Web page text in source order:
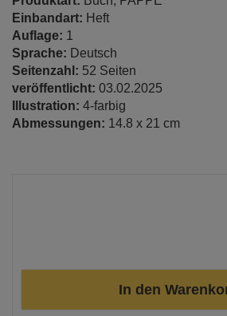
Einbandart: Heft
Auflage: 1
Sprache: Deutsch
Seitenzahl: 52 Seiten
veröffentlicht: 03.02.2025
Illustration: 4-farbig
Abmessungen: 14.8 x 21 cm
In den